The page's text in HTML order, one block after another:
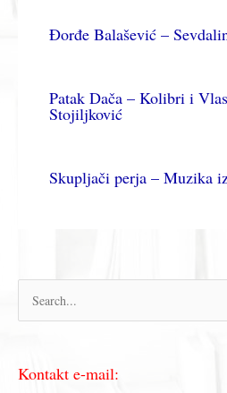
Đorđe Balašević –
Patak Dača – Kolibri i
Stojiljković
Skupljači perja – Muzika
р
т
Kontakt e-mail: